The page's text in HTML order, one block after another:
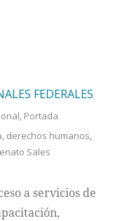
FEDERALES
, Portada
, derechos humanos,
Sales
a servicios de